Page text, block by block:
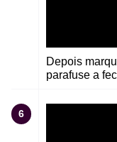
Depois
parafuse a
6